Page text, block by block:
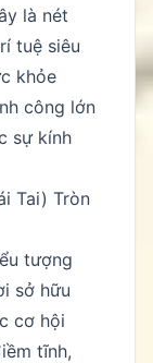
là nét
tuệ siêu
khỏe
công lớn
sự kính
Tai) Tròn
tượng
sở hữu
cơ hội
tĩnh,